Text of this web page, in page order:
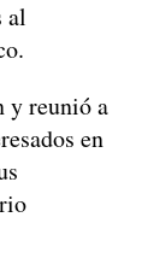
al
y reunió a
en